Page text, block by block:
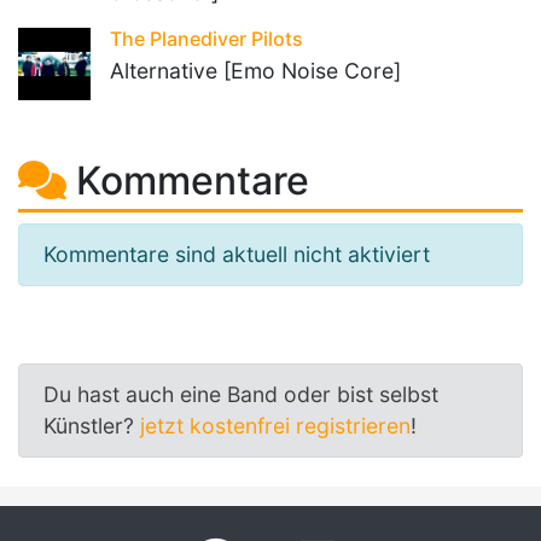
The Planediver Pilots
Alternative [Emo Noise Core]
Kommentare
Kommentare sind aktuell nicht aktiviert
Du hast auch eine Band oder bist selbst
Künstler? jetzt kostenfrei registrieren!